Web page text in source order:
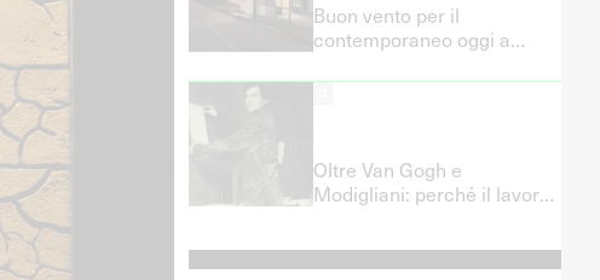
Buon vento per il
contemporaneo oggi a
Oltre Van Gogh e
Modigliani: perché il lavoro
del lavoro servono davvero